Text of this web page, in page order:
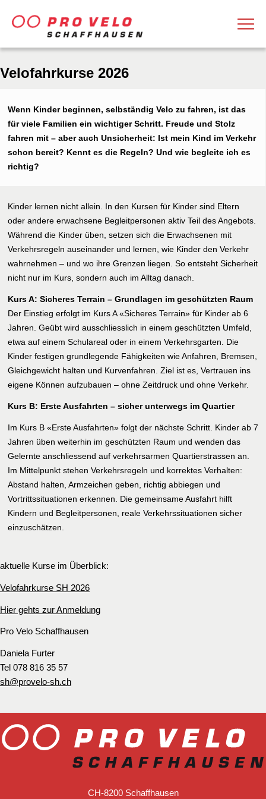
Velofahrkurse 2026
Wenn Kinder beginnen, selbständig Velo zu fahren, ist das
für viele Familien ein wichtiger Schritt. Freude und Stolz
fahren mit – aber auch Unsicherheit: Ist mein Kind im Verkehr
schon bereit? Kennt es die Regeln? Und wie begleite ich es
richtig?
Kinder lernen nicht allein. In den Kursen für Kinder sind Eltern
oder andere erwachsene Begleitpersonen aktiv Teil des Angebots.
Während die Kinder üben, setzen sich die Erwachsenen mit
Verkehrsregeln auseinander und lernen, wie Kinder den Verkehr
wahrnehmen – und wo ihre Grenzen liegen. So entsteht Sicherheit
nicht nur im Kurs, sondern auch im Alltag danach.
Kurs A: Sicheres Terrain – Grundlagen im geschützten Raum
Der Einstieg erfolgt im Kurs A «Sicheres Terrain» für Kinder ab 6
Jahren. Geübt wird ausschliesslich in einem geschützten Umfeld,
etwa auf einem Schulareal oder in einem Verkehrsgarten. Die
Kinder festigen grundlegende Fähigkeiten wie Anfahren, Bremsen,
Gleichgewicht halten und Kurvenfahren. Ziel ist es, Vertrauen ins
eigene Können aufzubauen – ohne Zeitdruck und ohne Verkehr.
Kurs B: Erste Ausfahrten – sicher unterwegs im Quartier
Im Kurs B «Erste Ausfahrten» folgt der nächste Schritt. Kinder ab 7
Jahren üben weiterhin im geschützten Raum und wenden das
Gelernte anschliessend auf verkehrsarmen Quartierstrassen an.
Im Mittelpunkt stehen Verkehrsregeln und korrektes Verhalten:
Abstand halten, Armzeichen geben, richtig abbiegen und
Vortrittssituationen erkennen. Die gemeinsame Ausfahrt hilft
Kindern und Begleitpersonen, reale Verkehrssituationen sicher
einzuschätzen.
aktuelle Kurse im Überblick:
Velofahrkurse SH 2026
Hier gehts zur Anmeldung
Pro Velo Schaffhausen
Daniela Furter
Tel 078 816 35 57
sh@provelo-sh.ch
CH-8200 Schaffhausen